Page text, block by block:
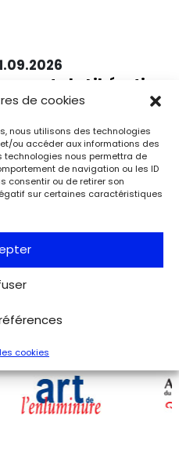
de cookies
nous utilisons des technologies
ou accéder aux informations des
technologies nous permettra de
de navigation ou les ID
consentir ou de retirer son
sur certaines caractéristiques
cookies
la Libération
épouse
– musée du général
de la Libération de Paris, le
– musée du général
expose la lettre du 27 août
son épouse Yvonne, lui narrant